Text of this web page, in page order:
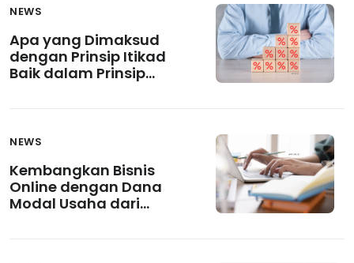
NEWS
Apa yang Dimaksud
dengan Prinsip Itikad
Baik dalam Prinsip
NEWS
Kembangkan Bisnis
Online dengan Dana
Modal Usaha dari